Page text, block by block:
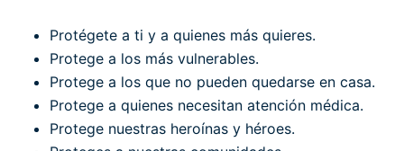
Protégete a ti y a quienes más quieres.
Protege a los más vulnerables.
Protege a los que no pueden quedarse en casa.
Protege a quienes necesitan atención médica.
Protege nuestras heroínas y héroes.